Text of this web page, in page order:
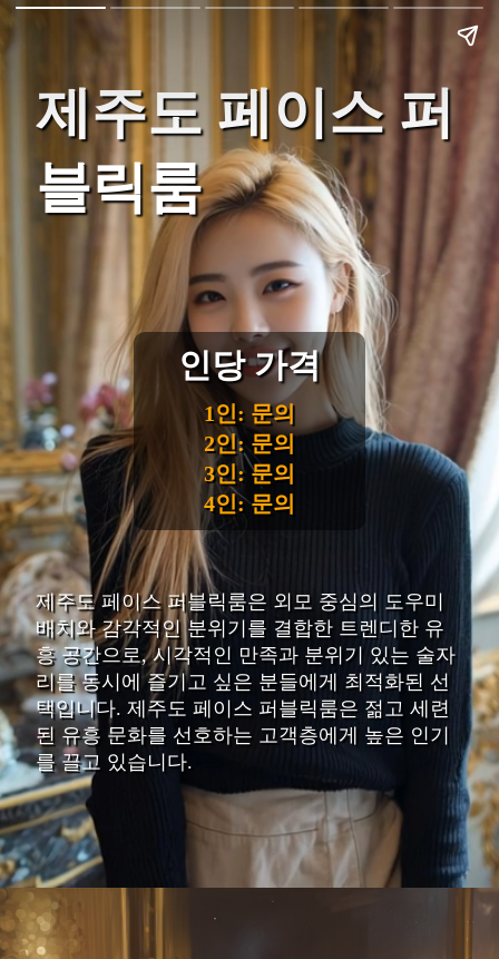
제주도 페이스 퍼
블릭룸
인당 가격
1인: 문의
2인: 문의
3인: 문의
4인: 문의
제주도 페이스 퍼블릭룸은 외모 중심의 도우미
배치와 감각적인 분위기를 결합한 트렌디한 유
흥 공간으로, 시각적인 만족과 분위기 있는 술자
리를 동시에 즐기고 싶은 분들에게 최적화된 선
택입니다. 제주도 페이스 퍼블릭룸은 젊고 세련
된 유흥 문화를 선호하는 고객층에게 높은 인기
를 끌고 있습니다.